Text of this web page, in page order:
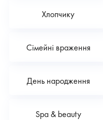
Хлопчику
Сімейні враження
День народження
Spa & beauty